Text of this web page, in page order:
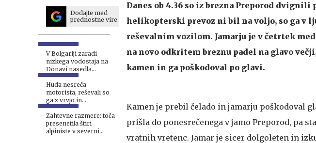
Dodajte med
prednostne vire
V Bolgariji zaradi
nizkega vodostaja na
Donavi nasedla
potniška ladja #video
Huda nesreča
motorista, reševali so
ga z vrvjo in
helikopterjem
Zahtevne razmere: toča
presenetila štiri
alpiniste v severni
Danes ob 4.36 so iz brezna Preporod dvignili
helikopterski prevoz ni bil na voljo, so ga
reševalnim vozilom. Jamarju je v četrtek
na novo odkritem breznu padel na glavo
kamen in ga poškodoval po glavi.
Kamen je prebil čelado in jamarju poškodoval
prišla do ponesrečenega v jamo Preporod, pa
vratnih vretenc. Jamar je sicer dolgoleten in